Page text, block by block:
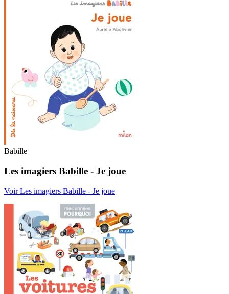
Babille
Les imagiers Babille - Je joue
Voir Les imagiers Babille - Je joue